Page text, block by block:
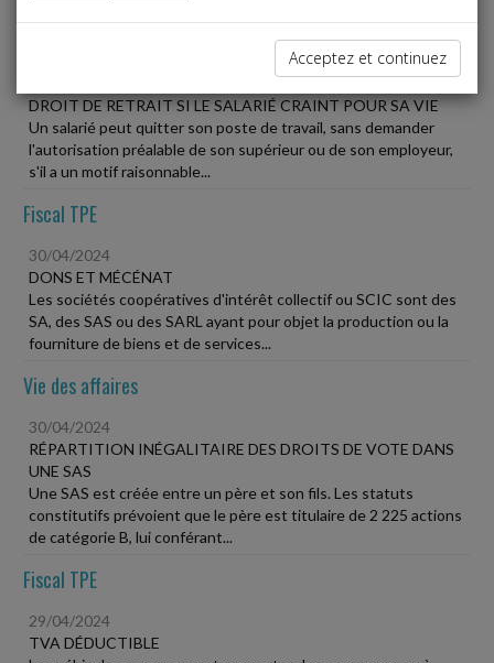
DROIT DE RETRAIT SI LE SALARIÉ CRAINT POUR SA VIE
Un salarié peut quitter son poste de travail, sans demander
l'autorisation préalable de son supérieur ou de son employeur,
s'il a un motif raisonnable...
Fiscal TPE
30/04/2024
DONS ET MÉCÉNAT
Les sociétés coopératives d'intérêt collectif ou SCIC sont des
SA, des SAS ou des SARL ayant pour objet la production ou la
fourniture de biens et de services...
Vie des affaires
30/04/2024
RÉPARTITION INÉGALITAIRE DES DROITS DE VOTE DANS
UNE SAS
Une SAS est créée entre un père et son fils. Les statuts
constitutifs prévoient que le père est titulaire de 2 225 actions
de catégorie B, lui conférant...
Fiscal TPE
29/04/2024
TVA DÉDUCTIBLE
Acceptez et continuez